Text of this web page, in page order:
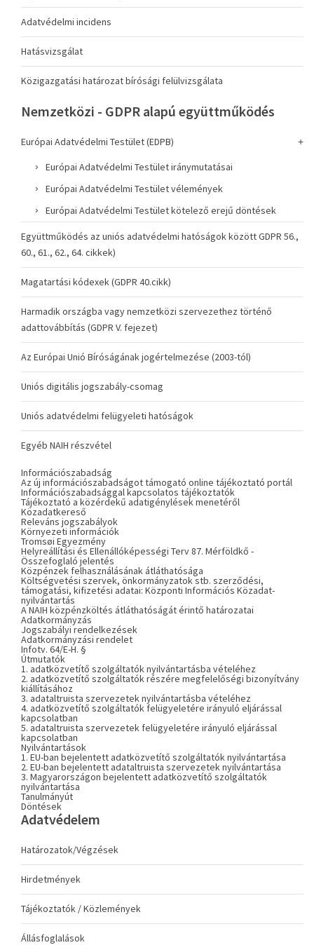
Adatvédelmi incidens
Hatásvizsgálat
Közigazgatási határozat bírósági felülvizsgálata
Nemzetközi - GDPR alapú együttműködés
Európai Adatvédelmi Testület (EDPB)
Európai Adatvédelmi Testület iránymutatásai
Európai Adatvédelmi Testület vélemények
Európai Adatvédelmi Testület kötelező erejű döntések
Együttműködés az uniós adatvédelmi hatóságok között GDPR 56.,
60., 61., 62., 64. cikkek)
Magatartási kódexek (GDPR 40.cikk)
Harmadik országba vagy nemzetközi szervezethez történő
adattovábbítás (GDPR V. fejezet)
Az Európai Unió Bíróságának jogértelmezése (2003-tól)
Uniós digitális jogszabály-csomag
Uniós adatvédelmi felügyeleti hatóságok
Egyéb NAIH részvétel
Információszabadság
Az új információszabadságot támogató online tájékoztató portál
Információszabadsággal kapcsolatos tájékoztatók
Tájékoztató a közérdekű adatigénylések menetéről
Közadatkereső
Releváns jogszabályok
Környezeti információk
Tromsøi Egyezmény
Helyreállítási és Ellenállóképességi Terv 87. Mérföldkő -
Összefoglaló jelentés
Közpénzek felhasználásának átláthatósága
Költségvetési szervek, önkormányzatok stb. szerződési,
támogatási, kifizetési adatai: Központi Információs Közadat-
nyilvántartás
A NAIH közpénzköltés átláthatóságát érintő határozatai
Adatkormányzás
Jogszabályi rendelkezések
Adatkormányzási rendelet
Infotv. 64/E-H. §
Útmutatók
1. adatközvetítő szolgáltatók nyilvántartásba vételéhez
2. adatközvetítő szolgáltatók részére megfelelőségi bizonyítvány
kiállításához
3. adataltruista szervezetek nyilvántartásba vételéhez
4. adatközvetítő szolgáltatók felügyeletére irányuló eljárással
kapcsolatban
5. adataltruista szervezetek felügyeletére irányuló eljárással
kapcsolatban
Nyilvántartások
1. EU-ban bejelentett adatközvetítő szolgáltatók nyilvántartása
2. EU-ban bejelentett adataltruista szervezetek nyilvántartása
3. Magyarországon bejelentett adatközvetítő szolgáltatók
nyilvántartása
Tanulmányút
Döntések
Adatvédelem
Határozatok/Végzések
Hirdetmények
Tájékoztatók / Közlemények
Állásfoglalások